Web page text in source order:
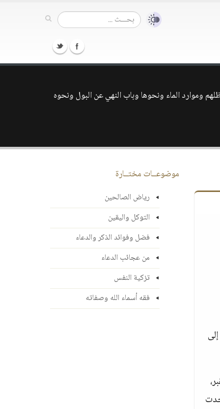
وموارد الماء ونحوها وباب النهي عن البول ونحوه
موضوعــات مختــارة
رياض الصالحين
التوكل واليقين
فضل وفوائد الذكر والدعاء
من عجائب الدعاء
تزكية النفس
فقه أسماء الله وصفاته